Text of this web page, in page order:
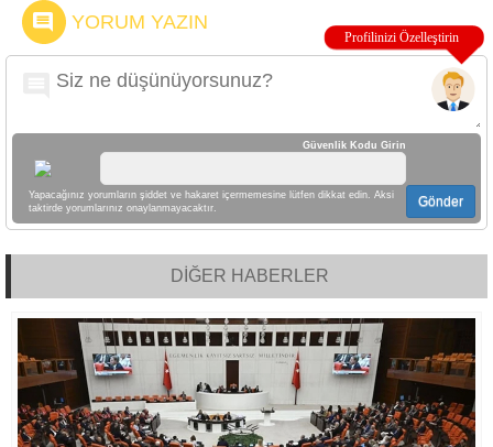
YORUM YAZIN
Güvenlik Kodu Girin
Yapacağınız yorumların şiddet ve hakaret içermemesine lütfen dikkat edin. Aksi
taktirde yorumlarınız onaylanmayacaktır.
Gönder
DİĞER HABERLER